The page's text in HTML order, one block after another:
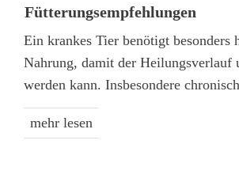
Fütterungs­empfehlungen
Ein krankes Tier benötigt besonders
Nahrung, damit der Heilungsverlauf
werden kann. Insbesondere
mehr lesen